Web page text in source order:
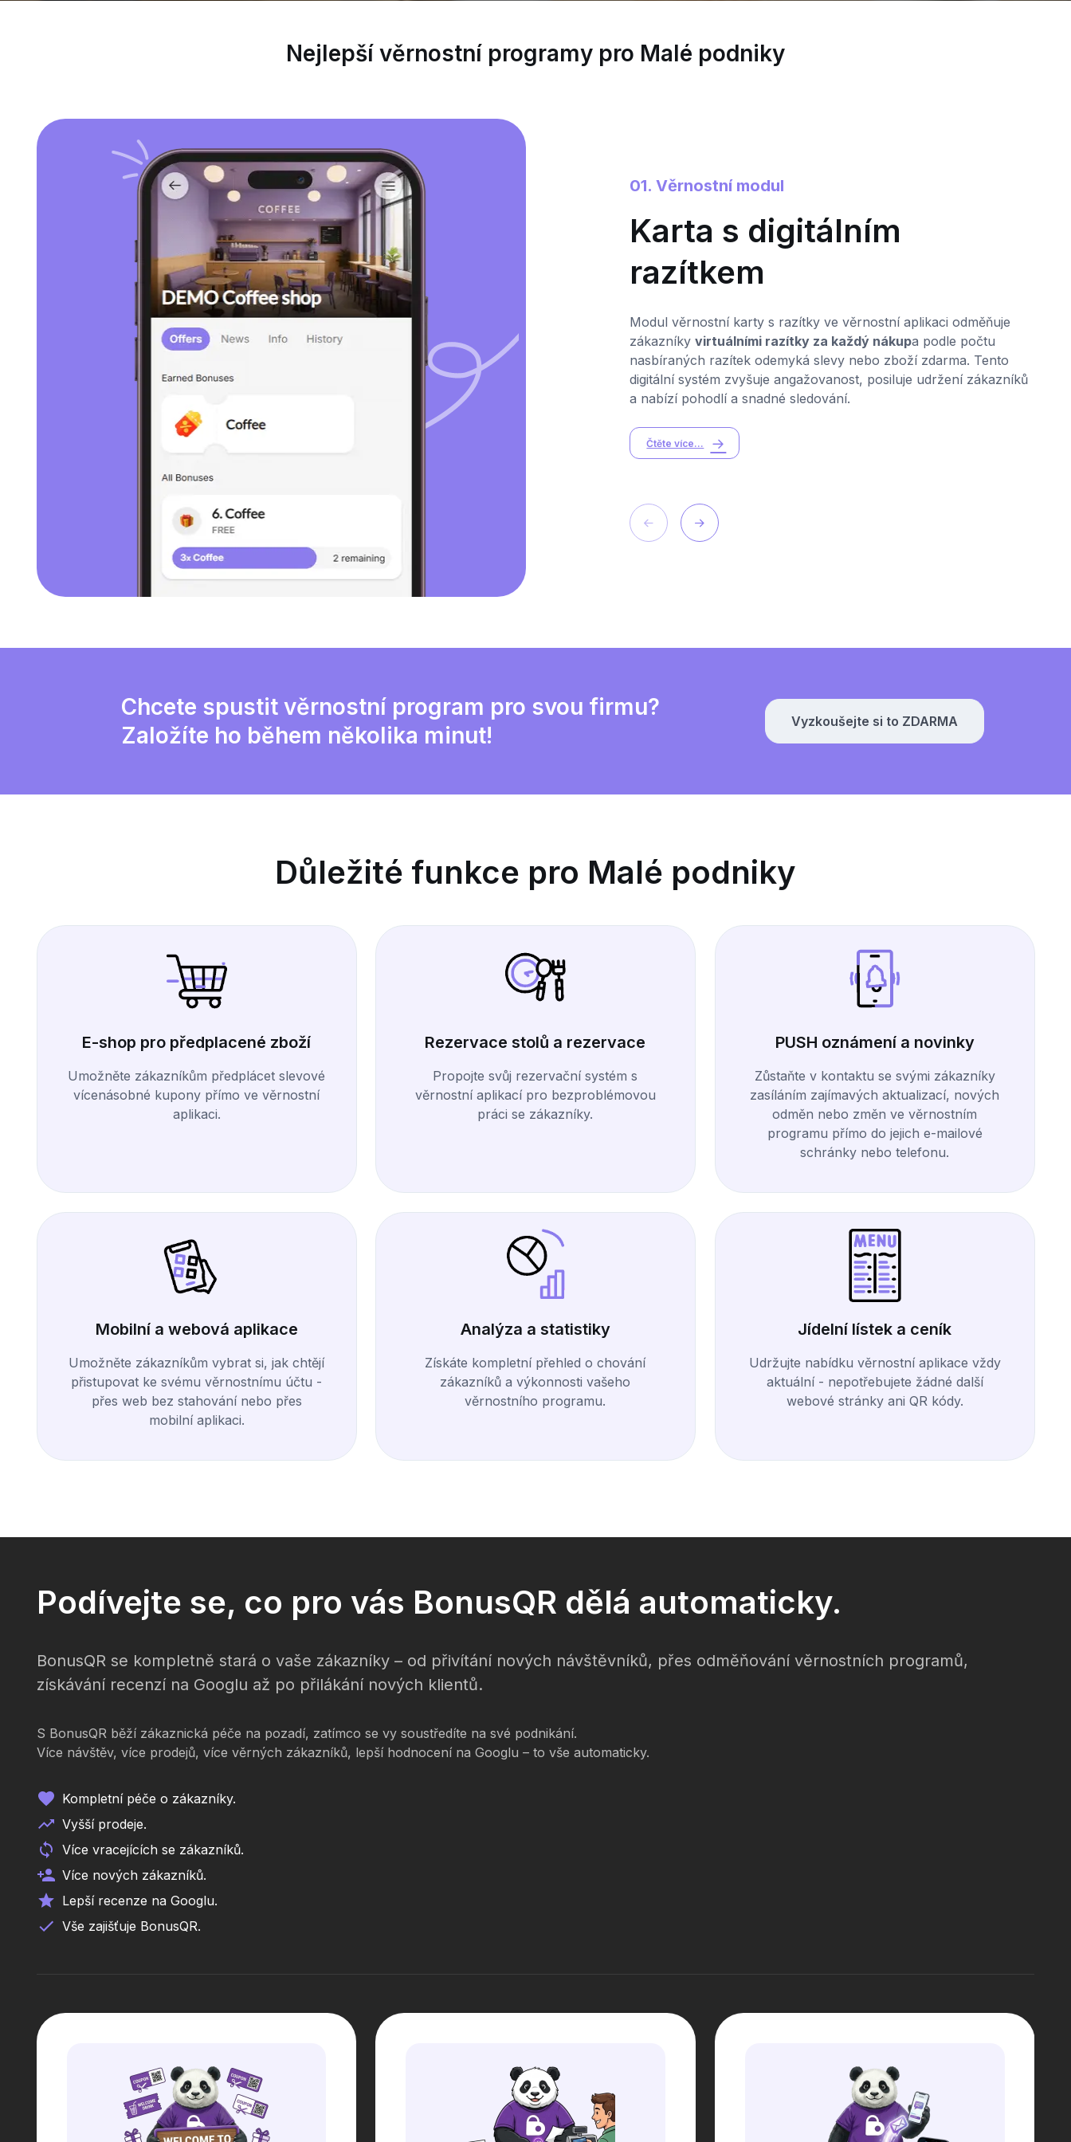
Nejlepší věrnostní programy pro Malé podniky
01. Věrnostní modul
Karta s digitálním
razítkem
Modul věrnostní karty s razítky ve věrnostní aplikaci odměňuje
zákazníkyvirtuálními razítky za každý nákupa podle počtu
nasbíraných razítek odemyká slevy nebo zboží zdarma. Tento
digitální systém zvyšuje angažovanost, posiluje udržení zákazníků
a nabízí pohodlí a snadné sledování.
Čtěte více...
Chcete spustit věrnostní program pro svou firmu?
Založíte ho během několika minut!
Vyzkoušejte si to ZDARMA
Důležité funkce pro Malé podniky
E-shop pro předplacené zboží
Umožněte zákazníkům předplácet slevové
vícenásobné kupony přímo ve věrnostní
aplikaci.
Rezervace stolů a rezervace
Propojte svůj rezervační systém s
věrnostní aplikací pro bezproblémovou
práci se zákazníky.
PUSH oznámení a novinky
Zůstaňte v kontaktu se svými zákazníky
zasíláním zajímavých aktualizací, nových
odměn nebo změn ve věrnostním
programu přímo do jejich e-mailové
schránky nebo telefonu.
Mobilní a webová aplikace
Umožněte zákazníkům vybrat si, jak chtějí
přistupovat ke svému věrnostnímu účtu -
přes web bez stahování nebo přes
mobilní aplikaci.
Analýza a statistiky
Získáte kompletní přehled o chování
zákazníků a výkonnosti vašeho
věrnostního programu.
Jídelní lístek a ceník
Udržujte nabídku věrnostní aplikace vždy
aktuální - nepotřebujete žádné další
webové stránky ani QR kódy.
Podívejte se, co pro vás BonusQR dělá automaticky.
BonusQR se kompletně stará o vaše zákazníky – od přivítání nových návštěvníků, přes odměňování věrnostních programů,
získávání recenzí na Googlu až po přilákání nových klientů.
S BonusQR běží zákaznická péče na pozadí, zatímco se vy soustředíte na své podnikání.
Více návštěv, více prodejů, více věrných zákazníků, lepší hodnocení na Googlu – to vše automaticky.
Kompletní péče o zákazníky.
Vyšší prodeje.
Více vracejících se zákazníků.
Více nových zákazníků.
Lepší recenze na Googlu.
Vše zajišťuje BonusQR.